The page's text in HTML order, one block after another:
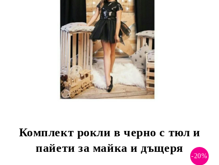
Комплект рокли в черно с тюл и
пайети за майка и дъщеря
-20%